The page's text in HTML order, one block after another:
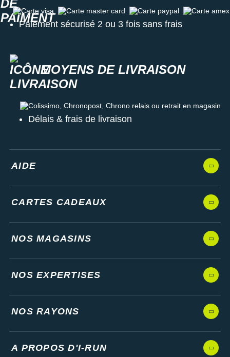
Carte visa Carte master card Carte paypal Carte amex
Paiement sécurisé 2 ou 3 fois sans frais
MOYENS DE LIVRAISON
Colissimo, Chronopost, Chrono relais ou retrait en magasin
Délais & frais de livraison
AIDE
CARTES CADEAUX
NOS MAGASINS
NOS EXPERTISES
NOS RAYONS
A PROPOS D'I-RUN